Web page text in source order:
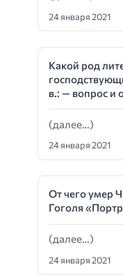
24 января 2021
Какой род
в.: — вопрос и
(далее…)
24 января 2021
От чего умер
Гоголя
(далее…)
24 января 2021